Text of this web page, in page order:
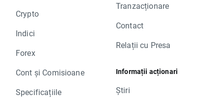
Crypto
Indici
Forex
Cont și Comisioane
Specificațiile
Tranzacționare
Contact
Relații cu Presa
Informații acționari
Știri